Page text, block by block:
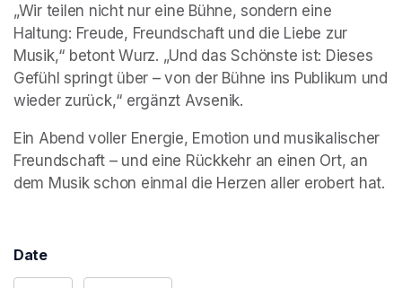
„Wir teilen nicht nur eine Bühne, sondern eine
Haltung: Freude, Freundschaft und die Liebe zur
Musik,“ betont Wurz. „Und das Schönste ist: Dieses
Gefühl springt über – von der Bühne ins Publikum und
wieder zurück,“ ergänzt Avsenik.
Ein Abend voller Energie, Emotion und musikalischer
Freundschaft – und eine Rückkehr an einen Ort, an
dem Musik schon einmal die Herzen aller erobert hat.
Date